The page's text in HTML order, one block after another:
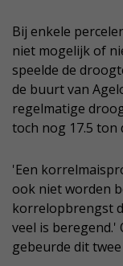
Bij enkele
niet mogelijk of
speelde de
de buurt van
regelmatige
toch nog 17.5
'Een
ook niet worden
korrelopbrengst
veel is beregend.'
gebeurde dit